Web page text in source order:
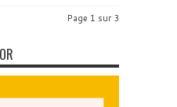
Page 1 sur 3